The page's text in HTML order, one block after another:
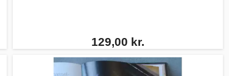
129,00 kr.